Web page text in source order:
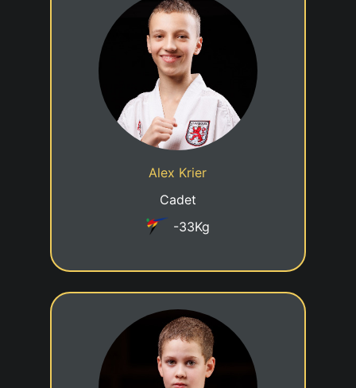
Alex Krier
Cadet
-33Kg
7eme KUP
Date de naissance
07/07/2013
Cadre jeune talent
8eme KUP